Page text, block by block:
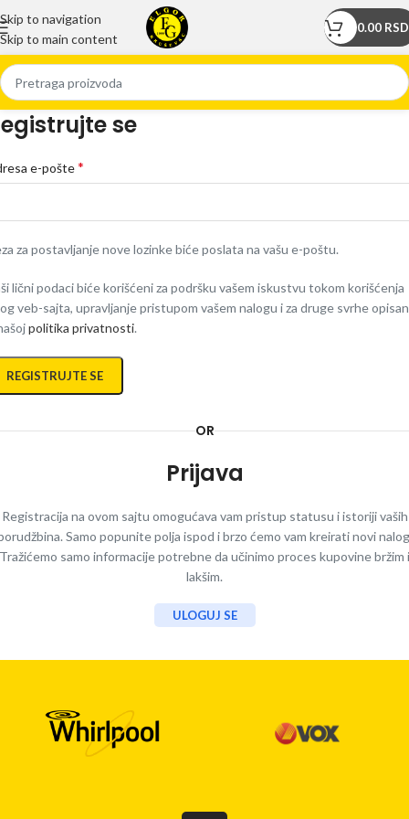
Skip to navigation
Skip to main content
0.00 RSD
se
e-pošte*
za postavljanje nove lozinke biće poslata na vašu e-poštu.
lični podaci biće korišćeni za podršku vašem iskustvu tokom korišćenja
veb-sajta, upravljanje pristupom vašem nalogu i za druge svrhe
politika privatnosti.
REGISTRUJTE SE
OR
Prijava
Registracija na ovom sajtu omogućava vam pristup statusu i istoriji vaših
Samo popunite polja ispod i brzo ćemo vam kreirati novi
Tražićemo samo informacije potrebne da učinimo proces kupovine bržim i
lakšim.
ULOGUJ SE